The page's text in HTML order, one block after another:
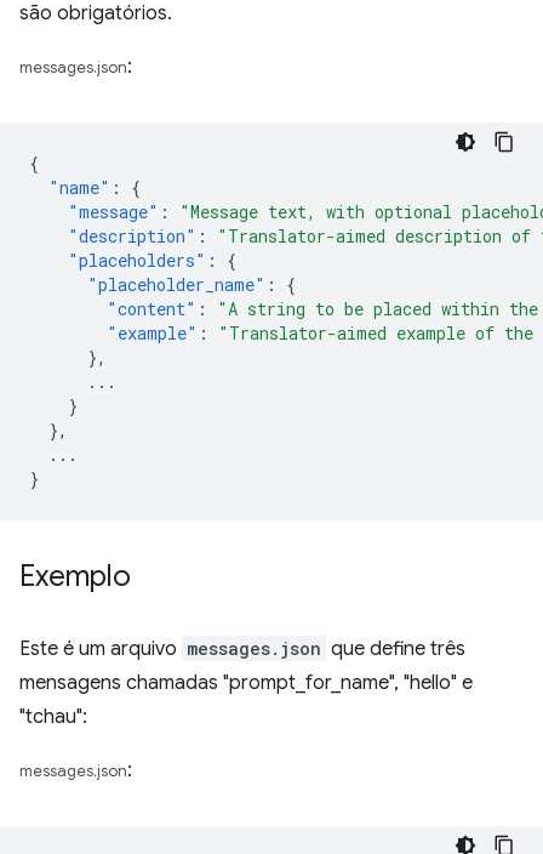
são obrigatórios.
messages.json:
{
"name" :
{
"message" :
"Message text, with optional
"description" :
"Translator-aimed description of
"placeholders" :
{
"placeholder_name" :
{
"content" :
"A string to be placed within the
"example" :
"Translator-aimed example of
},
...
}
},
...
}
Exemplo
Este é um arquivo messages.json que define três
mensagens chamadas "prompt_for_name", "hello" e
"tchau":
messages.json: